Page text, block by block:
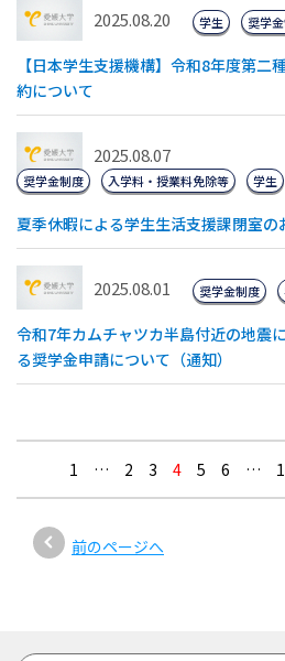
2025.08.20
【日本学生支援機構】令和8年度第二
約について
学生 奨学
2025.08.07
夏季休暇による学生生活支援課閉室の
奨学金制度 入学料・授業料免除等 学生
2025.08.01
令和7年カムチャツカ半島付近の地震
る奨学金申請について（通知）
奨学金制度
1
前のページへ
… 2 3 4 5 6 …